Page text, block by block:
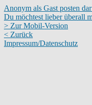
Anonym als Gast posten
Du möchtest lieber überall
> Zur Mobil-Version
< Zurück
Impressum/Datenschutz